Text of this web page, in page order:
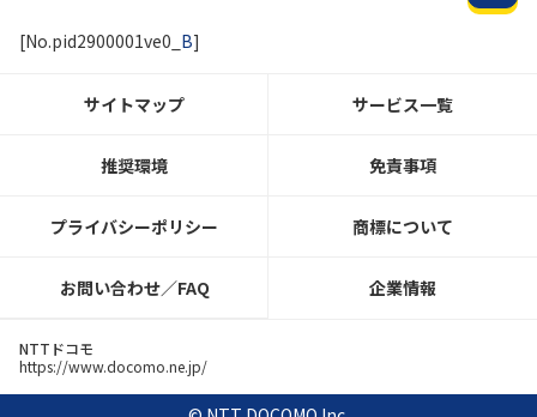
[No.pid2900001ve0_ B]
サイトマップ サービス一覧
推奨環境 免責事項
プライバシーポリシー 商標について
お問い合わせ／FAQ 企業情報
NTTドコモ
https://www.docomo.ne.jp/